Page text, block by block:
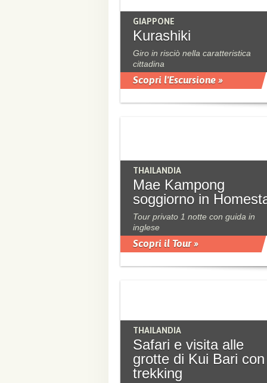
GIAPPONE
Kurashiki
Giro in risciò nella caratteristica
cittadina
Scopri l'Escursione »
THAILANDIA
Mae Kampong
soggiorno in
Tour privato 1 notte con guida in
inglese
Scopri il Tour »
THAILANDIA
Safari e visita alle
grotte di Kui Bari con
trekking